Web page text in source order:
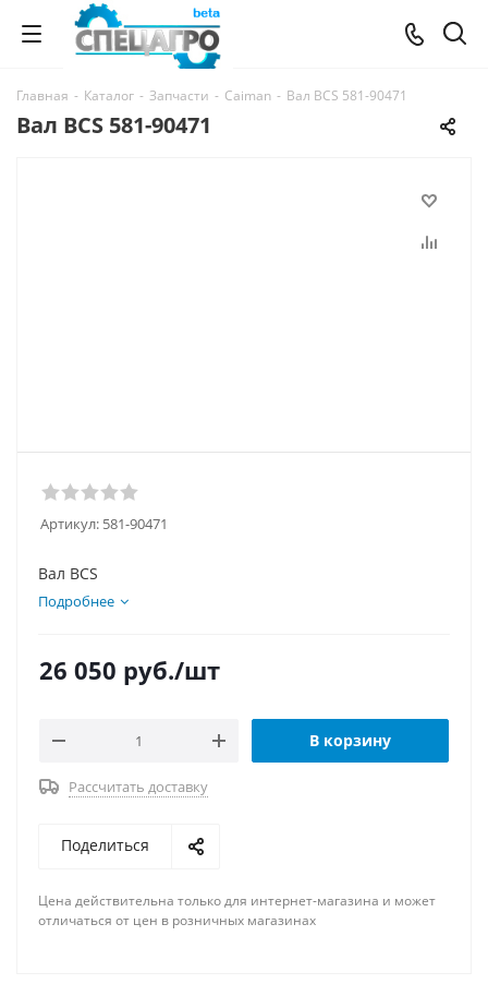
Главная - Каталог - Запчасти - Caiman - Вал BCS 581-90471
Вал BCS 581-90471
Артикул: 581-90471
Вал BCS
Подробнее
26 050 руб./шт
В корзину
Рассчитать доставку
Поделиться
Цена действительна только для интернет-магазина и может
отличаться от цен в розничных магазинах